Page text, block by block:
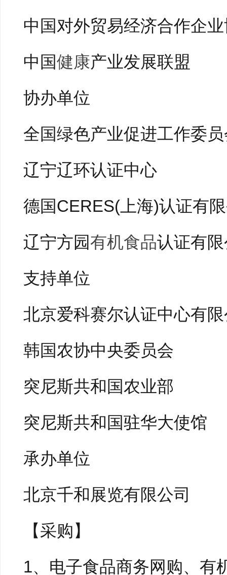
中国对外贸易经济合作企
中国健康产业发展联盟
协办单位
全国绿色产业促进工作委
辽宁辽环认证中心
德国CERES(上海)认证有
辽宁方园有机食品认证有
支持单位
北京爱科赛尔认证中心有
韩国农协中央委员会
突尼斯共和国农业部
突尼斯共和国驻华大使馆
承办单位
北京千和展览有限公司
【采购】
1、电子食品商务网购、有